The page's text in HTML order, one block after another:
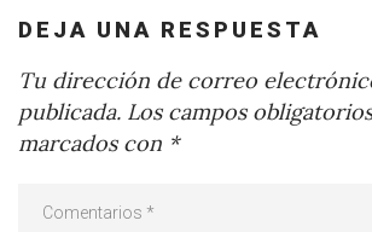
DEJA UNA RESPUESTA
Tu dirección de correo
publicada. Los campos
marcados con *